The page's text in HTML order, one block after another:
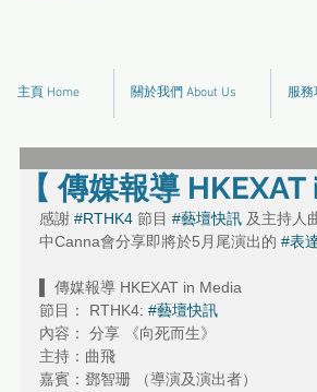
主頁 Home 關於我們 About Us 服務
【 傳媒報導
感謝 #RTHK4 節目 #藝壇快訊 及主持人
中Canna會分享即將於5月尾演出的 #表
▌ 傳媒報導 HKEXAT in Media
節目： RTHK4: #藝壇快訊
內容： 分享 《向死而生》
主持：曲飛
嘉賓：鄧智珊 （導演及演出者）